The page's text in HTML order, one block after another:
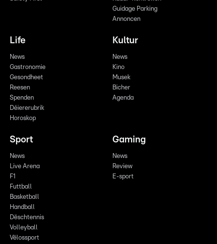
Guidage Parking
Annoncen
Life
News
Gastronomie
Gesondheet
Reesen
Spenden
Déiererubrik
Horoskop
Kultur
News
Kino
Musek
Bicher
Agenda
Sport
News
Live Arena
F1
Futtball
Basketball
Handball
Dëschtennis
Volleyball
Vëlossport
Gaming
News
Review
E-sport